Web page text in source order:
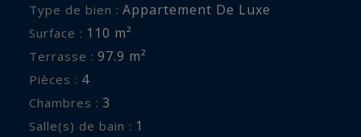
Type de bien : Appartement De Luxe
Surface : 110 m²
Terrasse : 97.9 m²
Pièces : 4
Chambres : 3
Salle(s) de bain : 1